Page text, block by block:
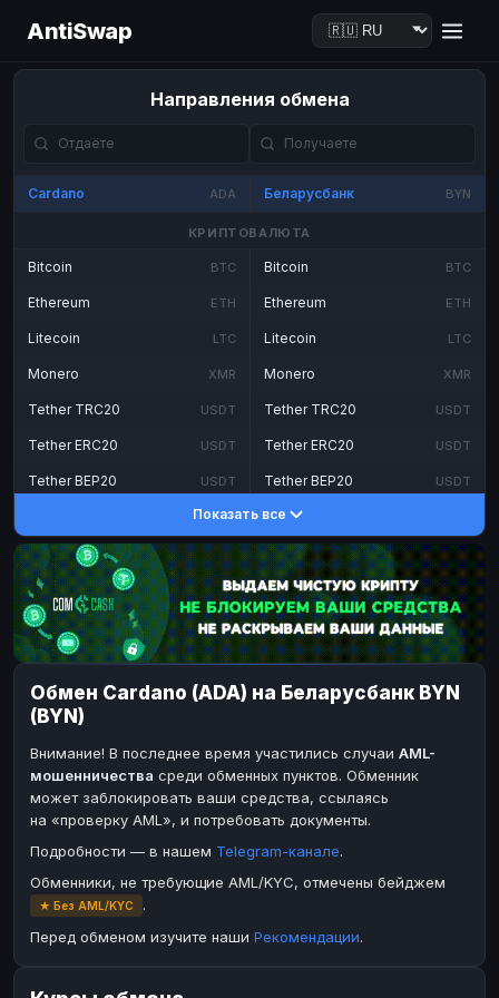
AntiSwap
Направления обмена
Cardano ADA Беларусбанк BYN
КРИПТОВАЛЮТА
Bitcoin BTC
Ethereum ETH
Litecoin LTC
Monero XMR
Tether TRC20 USDT
Tether ERC20 USDT
Tether BEP20 USDT
DASH
Toncoin TON
Dogecoin DOGE
TRX TRON
Bitcoin Cash BCH
BinanceCoin BEP20
Ether Classic
SOL
Ripple XRP
Bitcoin BTC
Ethereum ETH
Litecoin LTC
Monero XMR
Tether TRC20 USDT
Tether ERC20 USDT
Tether BEP20 USDT
DASH
Toncoin TON
Dogecoin DOGE
TRX TRON
Bitcoin Cash BCH
BinanceCoin BEP20
Ripple
Paxum USD
Perfect Money
Payoneer USD
Paxum
Payoneer
Показать все
Обмен Cardano (ADA) на Беларусбанк BYN
(BYN)
Внимание! В последнее время участились случаи AML-
мошенничества среди обменных пунктов. Обменник
может заблокировать ваши средства, ссылаясь
на «проверку AML», и потребовать документы.
Подробности — в нашем Telegram-канале.
Обменники, не требующие AML/KYC, отмечены бейджем
★ Без AML/KYC
.
Перед обменом изучите наши Рекомендации.